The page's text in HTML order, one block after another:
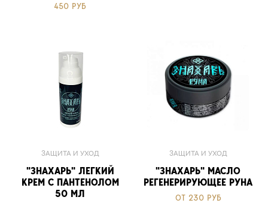
450 РУБ
ЗАЩИТА И УХОД
"ЗНАХАРЬ" ЛЕГКИЙ
КРЕМ С ПАНТЕНОЛОМ
50 МЛ
ЗАЩИТА И УХОД
"ЗНАХАРЬ" МАСЛО
РЕГЕНЕРИРУЮЩЕЕ РУНА
ОТ 230 РУБ